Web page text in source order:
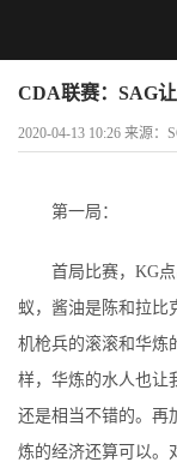
CDA联赛：SAG
2020-04-13 10:26 来源：
第一局：
首局比赛，KG点
蚁，酱油是陈和拉比
机枪兵的滚滚和华炼
样，华炼的水人也让
还是相当不错的。再
炼的经济还算可以。